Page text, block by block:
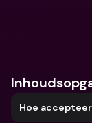
Hoe accepteer